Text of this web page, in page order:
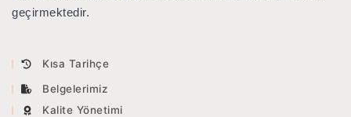
geçirmektedir.
Kısa Tarihçe
Belgelerimiz
Kalite Yönetimi